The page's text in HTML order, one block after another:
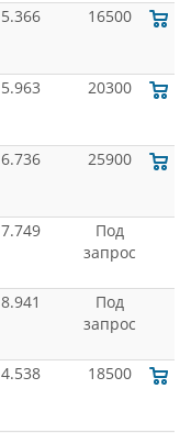
5.366 16500
5.963 20300
6.736 25900
7.749
Под
запрос
8.941
Под
запрос
4.538 18500